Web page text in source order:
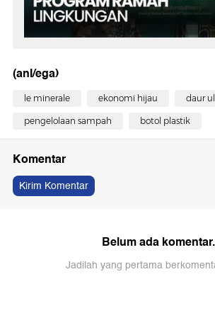
(anl/ega)
le minerale ekonomi hijau daur
pengelolaan sampah botol plastik
Komentar
Kirim Komentar
Belum ada komentar.
Jadilah yang pertama